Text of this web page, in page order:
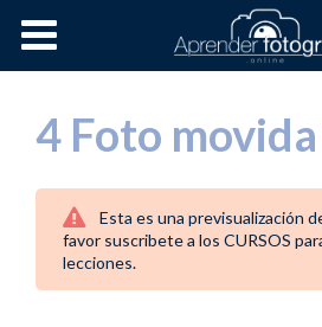
4 Foto movida
Esta es una previsualización
favor suscribete a los CURSOS
lecciones.